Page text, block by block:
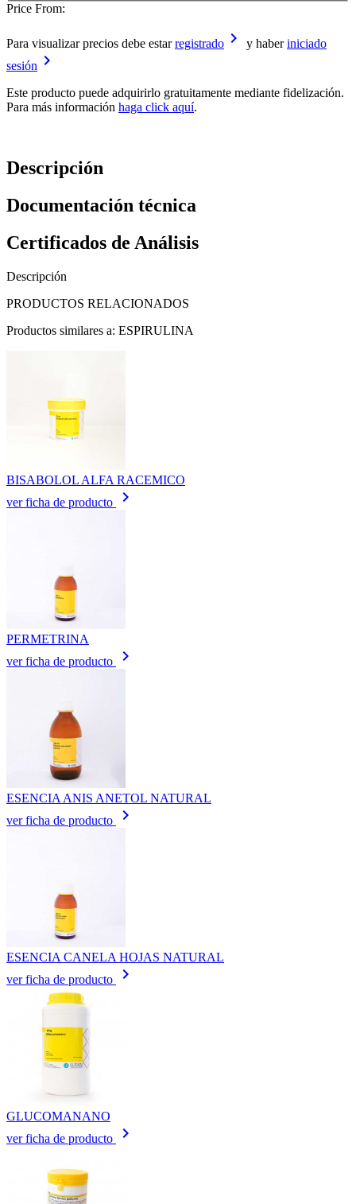
Price From:
Para visualizar precios debe estarregistrado keyboard_arrow_right y haberiniciado
sesión keyboard_arrow_right
Este producto puede adquirirlo gratuitamente mediante fidelización.
Para más información haga click aquí.
Descripción
Documentación técnica
Certificados de Análisis
Descripción
PRODUCTOS RELACIONADOS
Productos similares a: ESPIRULINA
BISABOLOL ALFA RACEMICO
ver ficha de producto
keyboard_arrow_right
PERMETRINA
ver ficha de producto
keyboard_arrow_right
ESENCIA ANIS ANETOL NATURAL
ver ficha de producto
keyboard_arrow_right
ESENCIA CANELA HOJAS NATURAL
ver ficha de producto
keyboard_arrow_right
GLUCOMANANO
ver ficha de producto
keyboard_arrow_right